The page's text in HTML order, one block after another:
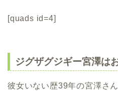
[quads id=4]
ジグザグジギー宮澤は
彼女いない歴39年の宮澤さ